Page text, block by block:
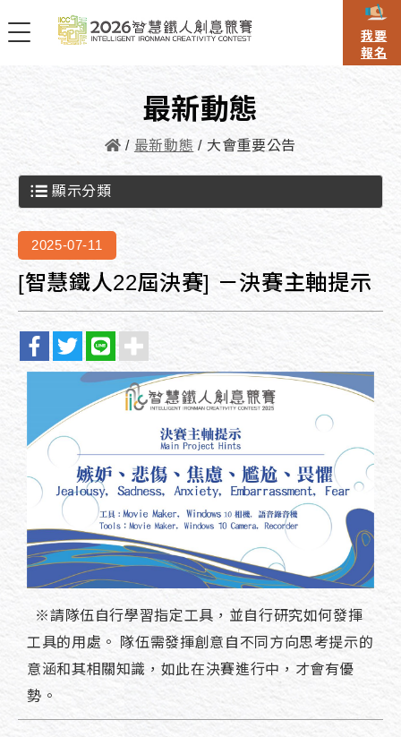
我要
報名
最新動態
最新動態 大會重要公告
顯示分類
2025-07-11
[智慧鐵人22屆決賽] －決賽主軸提示
※請隊伍自行學習指定工具，並自行研究如何發揮
工具的用處。 隊伍需發揮創意自不同方向思考提示的
意涵和其相關知識，如此在決賽進行中，才會有優
勢。